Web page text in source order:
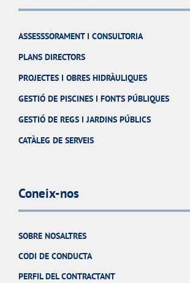
ASSESSSORAMENT I CONSULTORIA
PLANS DIRECTORS
PROJECTES I OBRES HIDRÀULIQUES
GESTIÓ DE PISCINES I FONTS PÚBLIQUES
GESTIÓ DE REGS I JARDINS PÚBLICS
CATÀLEG DE SERVEIS
Coneix-nos
SOBRE NOSALTRES
CODI DE CONDUCTA
PERFIL DEL CONTRACTANT